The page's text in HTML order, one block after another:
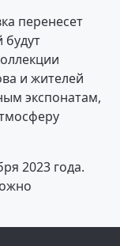
перенесет
будут
и жителей
экспонатам,
2023 года.